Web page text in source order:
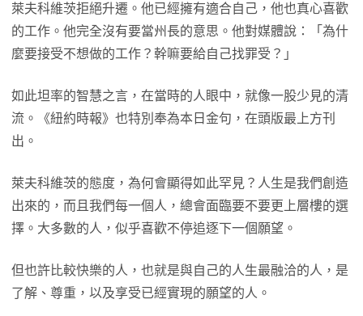
萊夫科維茨拒絕升遷。他已經擁有適合自己，他也真心喜歡
的工作。他完全沒有要當州長的意思。他對媒體說：「為什
麼要接受不想做的工作？幹嘛要給自己找罪受？」
如此坦率的智慧之言，在當時的人眼中，就像一股少見的清
流。《紐約時報》也特別奉為本日金句，在頭版最上方刊
出。
萊夫科維茨的態度，為何會顯得如此罕見？人生是我們創造
出來的，而且我們每一個人，總會面臨要不要更上層樓的選
擇。大多數的人，似乎喜歡不停追逐下一個願望。
但也許比較快樂的人，也就是與自己的人生最融洽的人，是
了解、尊重，以及享受已經實現的願望的人。